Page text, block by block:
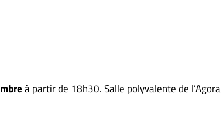
à partir de 18h30. Salle polyvalente de